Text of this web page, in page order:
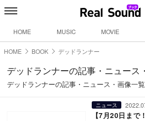
HOME MUSIC MOVIE
HOME BOOK デッドランナー
デッドランナーの記事・ニュース
デッドランナーの記事・ニュース・画像一
ニュース
【7月20日ま